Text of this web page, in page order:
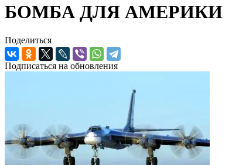
БОМБА ДЛЯ АМЕРИКИ
Поделиться
Подписаться на обновления